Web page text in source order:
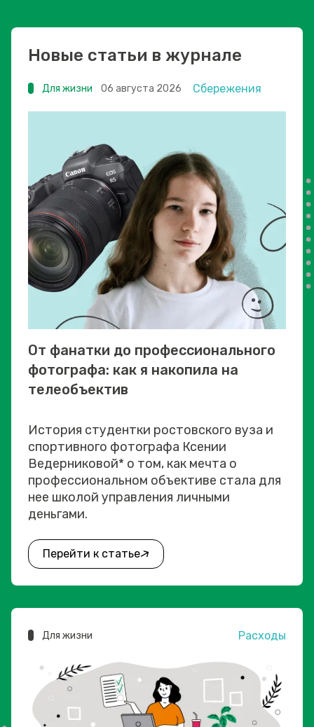
Новые статьи в журнале
Для жизни 06 августа 2026 Сбережения
От фанатки до профессионального
фотографа: как я накопила на
телеобъектив
История студентки ростовского вуза и
спортивного фотографа Ксении
Ведерниковой* о том, как мечта о
профессиональном объективе стала для
нее школой управления личными
деньгами.
Перейти к статье
Для жизни Расходы